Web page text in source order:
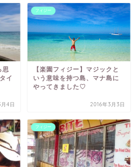
思
イ
4日
フィジー
【楽園フィジー】マジックと
いう意味を持つ島、マナ島に
やってきました♡
2016年3月3日
フィジー